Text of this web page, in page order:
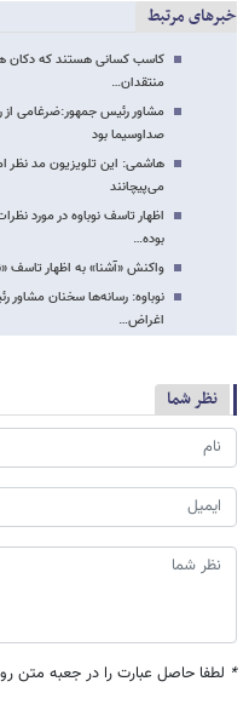
خبرهای مرتبط
کاسب کسانی هستند که دکان
منتقدان…
مشاور رئیس جمهور:ضرغامی
صداوسیما بود
هاشمی: این تلویزیون مد نظر
می‌پیچانند
اظهار تاسف نوباوه در مورد
بوده…
واکنش «آشنا» به اظهار تاسف
نوباوه: رسانه‌ها سخنان مشاور
اغراض…
نظر شما
* لطفا حاصل عبارت را در جعبه متن